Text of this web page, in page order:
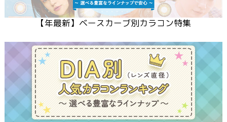
【 年最新】ベースカーブ別カラコン特集